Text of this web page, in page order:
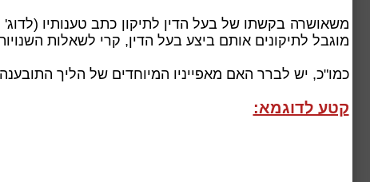
משאושרה בקשתו של בעל הדין לתיקון כתב טענותיו
מוגבל לתיקונים אותם ביצע בעל הדין, קרי לשאלות
כמו"כ, יש לברר האם מאפייניו המיוחדים של הליך
קטע לדוגמא: